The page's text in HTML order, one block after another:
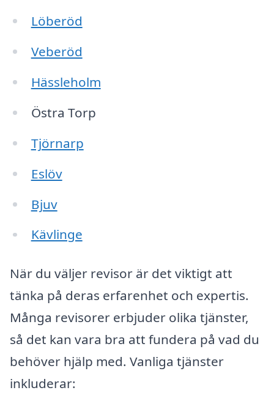
Löberöd
Veberöd
Hässleholm
Östra Torp
Tjörnarp
Eslöv
Bjuv
Kävlinge
När du väljer revisor är det viktigt att
tänka på deras erfarenhet och expertis.
Många revisorer erbjuder olika tjänster,
så det kan vara bra att fundera på vad du
behöver hjälp med. Vanliga tjänster
inkluderar: